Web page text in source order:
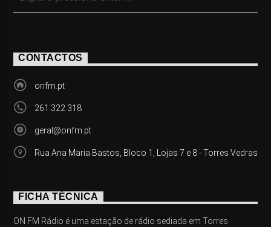
CONTACTOS
onfm.pt
261 322 318
geral@onfm.pt
Rua Ana Maria Bastos, Bloco 1, Lojas 7 e 8 - Torres Vedras
FICHA TÉCNICA
ON FM Rádio é uma estação de rádio sediada em Torres